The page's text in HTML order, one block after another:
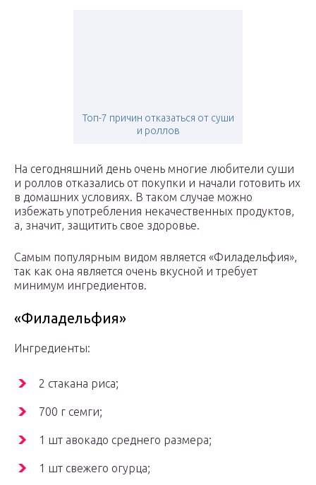
Топ-7 причин отказаться от суши
и роллов
На сегодняшний день очень многие любители суши
и роллов отказались от покупки и начали готовить их
в домашних условиях. В таком случае можно
избежать употребления некачественных продуктов,
а, значит, защитить свое здоровье.
Самым популярным видом является «Филадельфия»,
так как она является очень вкусной и требует
минимум ингредиентов.
«Филадельфия»
Ингредиенты:
2 стакана риса;
700 г семги;
1 шт авокадо среднего размера;
1 шт свежего огурца;